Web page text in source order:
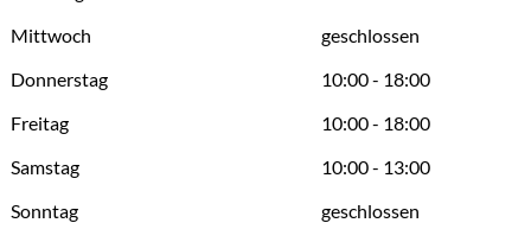
Mittwoch
geschlossen
Donnerstag
10:00 - 18:00
Freitag
10:00 - 18:00
Samstag
10:00 - 13:00
Sonntag
geschlossen